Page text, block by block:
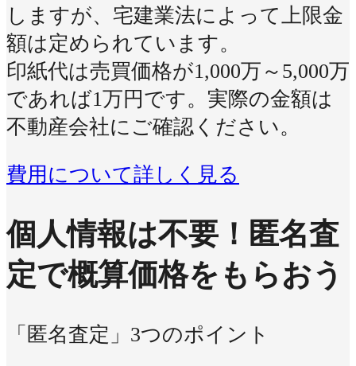
しますが、宅建業法によって上限金
額は定められています。
印紙代は売買価格が1,000万～5,000万
であれば1万円です。実際の金額は
不動産会社にご確認ください。
費用について詳しく見る
個人情報は不要！ 匿名査
定で概算価格をもらおう
「匿名査定」3つのポイント